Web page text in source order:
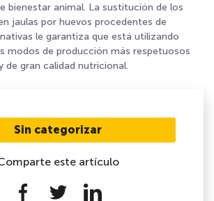
Sin categorizar
este artículo
bienestar animal. La sustitución de los
jaulas por huevos procedentes de
le garantiza que está utilizando
modos de producción más respetuosos
de gran calidad nutricional.